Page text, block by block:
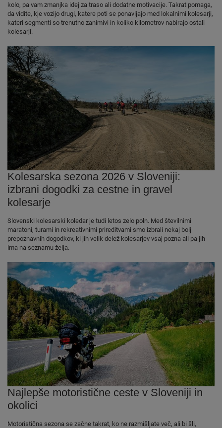
kolo, pa vam zmanjka idej za traso ali dodatne motivacije. Takrat pomaga,
da vidite, kje vozijo drugi, katere poti se ponavljajo med lokalnimi kolesarji,
kateri segmenti so trenutno zanimivi in koliko kilometrov nabirajo ostali
kolesarji.
Kolesarska sezona 2026 v Sloveniji:
izbrani dogodki za cestne in gravel
kolesarje
Slovenski kolesarski koledar je tudi letos zelo poln. Med številnimi
maratoni, turami in rekreativnimi prireditvami smo izbrali nekaj bolj
prepoznavnih dogodkov, ki jih velik delež kolesarjev vsaj pozna ali pa jih
ima na seznamu želja.
Najlepše motoristične ceste v Sloveniji in
okolici
Motoristična sezona se začne takrat, ko ne razmišljate več, ali bi šli,